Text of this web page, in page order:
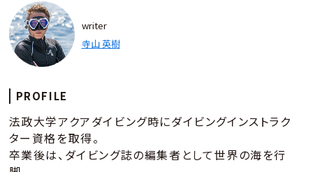
writer
寺山 英樹
PROFILE
法政大学アクアダイビング時にダイビングインストラク
ター資格を取得。
卒業後は、ダイビング誌の編集者として世界の海を行